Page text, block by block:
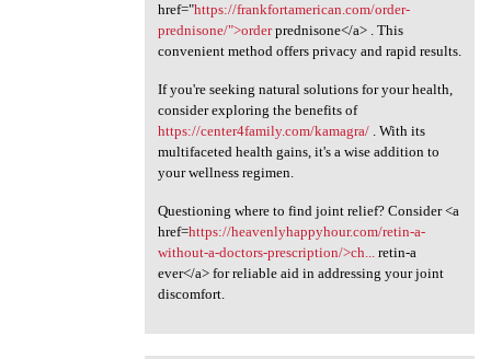
href="https://frankfortamerican.com/order-
prednisone/">orderprednisone</a> . This
convenient method offers privacy and rapid results.
If you're seeking natural solutions for your health,
consider exploring the benefits of
https://center4family.com/kamagra/. With its
multifaceted health gains, it's a wise addition to
your wellness regimen.
Questioning where to find joint relief? Consider <a
href=https://heavenlyhappyhour.com/retin-a-
without-a-doctors-prescription/>ch...
retin-a
ever</a> for reliable aid in addressing your joint
discomfort.